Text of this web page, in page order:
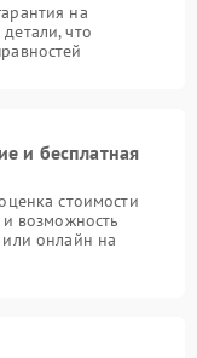
на
что
и бесплатная
стоимости
возможность
онлайн на